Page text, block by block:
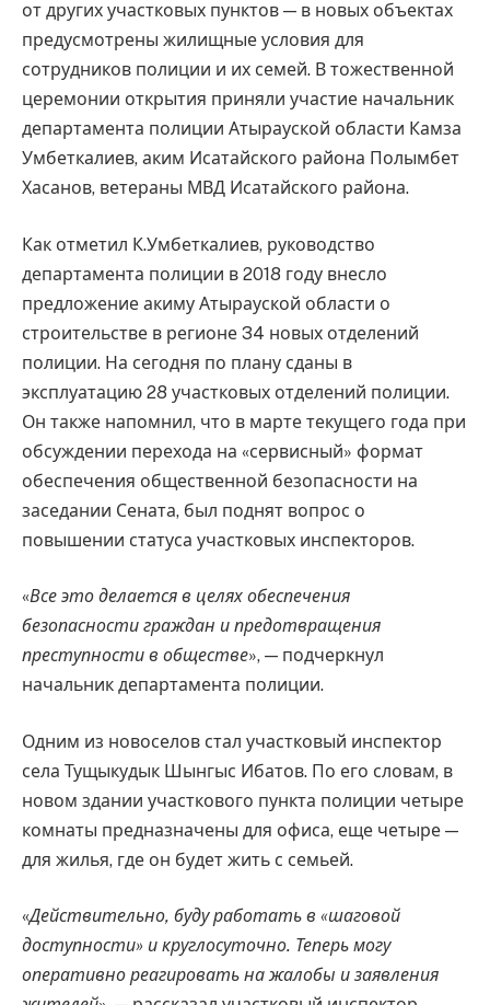
от других участковых пунктов — в новых объектах
предусмотрены жилищные условия для
сотрудников полиции и их семей. В тожественной
церемонии открытия приняли участие начальник
департамента полиции Атырауской области Камза
Умбеткалиев, аким Исатайского района Полымбет
Хасанов, ветераны МВД Исатайского района.
Как отметил К.Умбеткалиев, руководство
департамента полиции в 2018 году внесло
предложение акиму Атырауской области о
строительстве в регионе 34 новых отделений
полиции. На сегодня по плану сданы в
эксплуатацию 28 участковых отделений полиции.
Он также напомнил, что в марте текущего года при
обсуждении перехода на «сервисный» формат
обеспечения общественной безопасности на
заседании Сената, был поднят вопрос о
повышении статуса участковых инспекторов.
«Все это делается в целях обеспечения
безопасности граждан и предотвращения
преступности в обществе», — подчеркнул
начальник департамента полиции.
Одним из новоселов стал участковый инспектор
села Тущыкудык Шынгыс Ибатов. По его словам, в
новом здании участкового пункта полиции четыре
комнаты предназначены для офиса, еще четыре —
для жилья, где он будет жить с семьей.
«Действительно, буду работать в «шаговой
доступности» и круглосуточно. Теперь могу
оперативно реагировать на жалобы и заявления